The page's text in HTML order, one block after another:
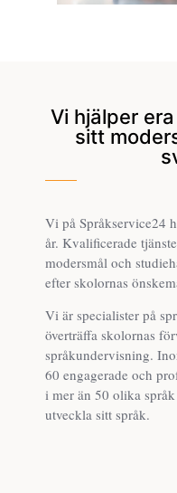
Vi hjälper
sitt
Vi på Språkservice24
år. Kvalificerade
modersmål och
efter skolornas
Vi är specialister på
överträffa skolornas
språkundervisning.
60 engagerade och
i mer än 50 olika
utveckla sitt språk.